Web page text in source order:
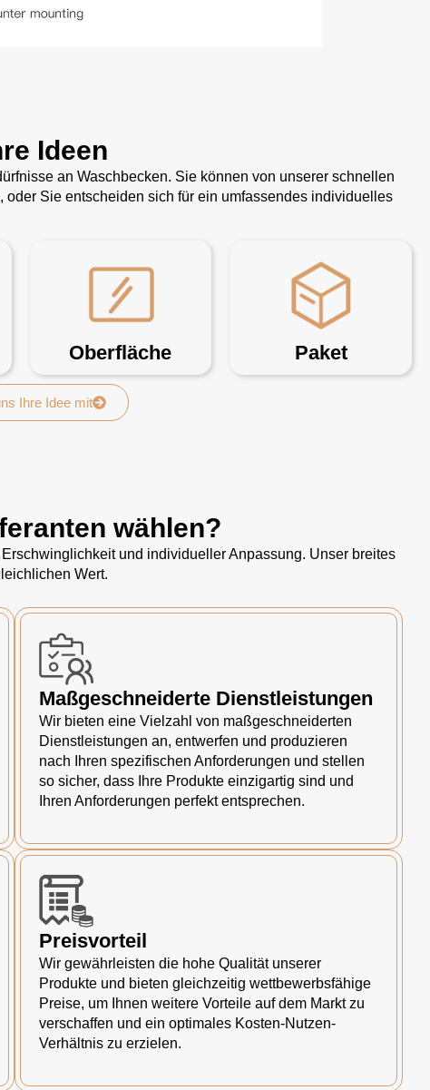
Ideen
an Waschbecken. Sie können von unserer schnellen
Sie entscheiden sich für ein umfassendes individuelles
Oberfläche Paket
Ihre Idee mit
wählen?
und individueller Anpassung. Unser breites
Wert.
Maßgeschneiderte Dienstleistungen
Wir bieten eine Vielzahl von maßgeschneiderten
Dienstleistungen an, entwerfen und produzieren
nach Ihren spezifischen Anforderungen und stellen
so sicher, dass Ihre Produkte einzigartig sind und
Ihren Anforderungen perfekt entsprechen.
Preisvorteil
Wir gewährleisten die hohe Qualität unserer
Produkte und bieten gleichzeitig wettbewerbsfähige
Preise, um Ihnen weitere Vorteile auf dem Markt zu
verschaffen und ein optimales Kosten-Nutzen-
Verhältnis zu erzielen.